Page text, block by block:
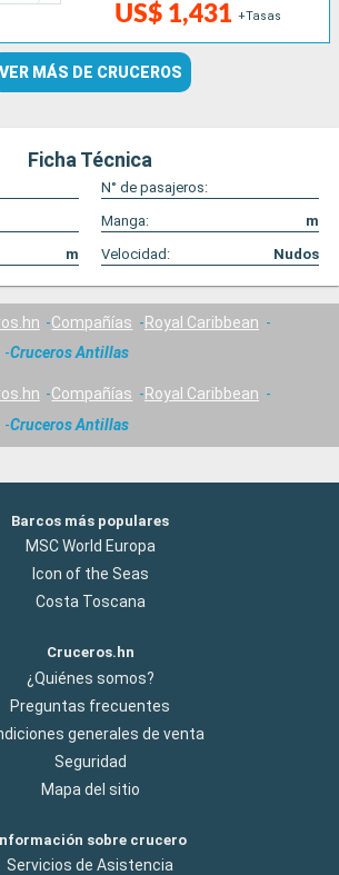
US$ 1,431 +Tasas
VER MÁS DE CRUCEROS
Ficha Técnica
N° de pasajeros:
Manga:
m
m Velocidad: Nudos
Compañías
Royal Caribbean
Cruceros Antillas
Compañías
Royal Caribbean
Cruceros Antillas
Barcos más populares
MSC World Europa
Icon of the Seas
Costa Toscana
Cruceros.hn
¿Quiénes somos?
Preguntas frecuentes
generales de venta
Seguridad
Mapa del sitio
sobre crucero
Servicios de Asistencia